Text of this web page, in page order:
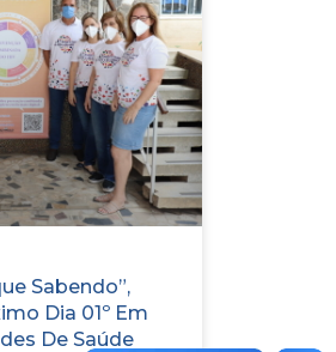
Sabendo”,
Dia 01º Em
De Saúde